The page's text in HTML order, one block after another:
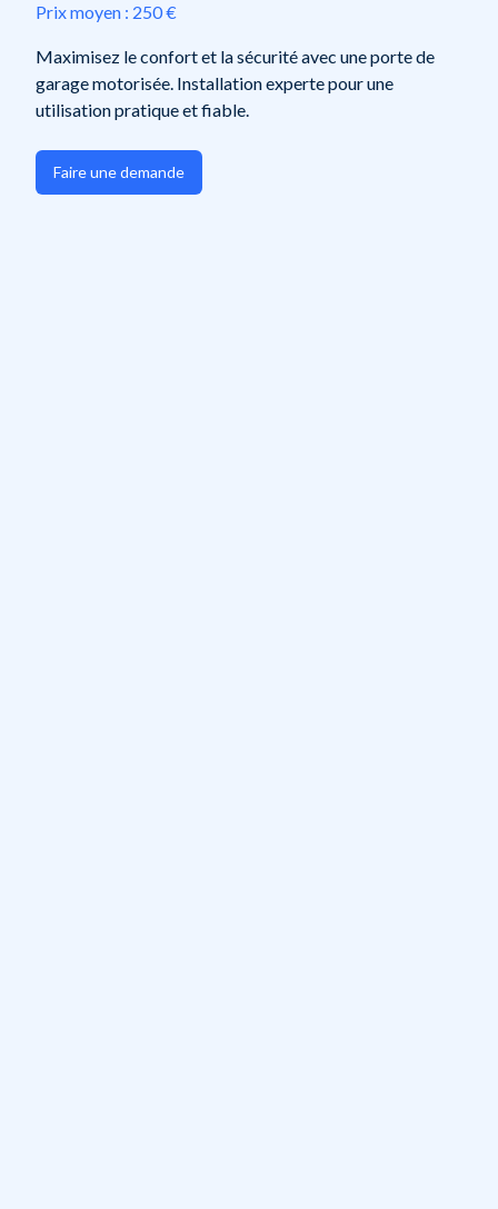
Prix moyen : 250 €
Maximisez le confort et la sécurité avec une porte de
garage motorisée. Installation experte pour une
utilisation pratique et fiable.
Faire une demande